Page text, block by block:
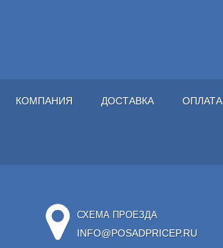
КОМПАНИЯ ДОСТАВКА ОПЛАТА
СХЕМА ПРОЕЗДА
INFO@POSADPRICEP.RU